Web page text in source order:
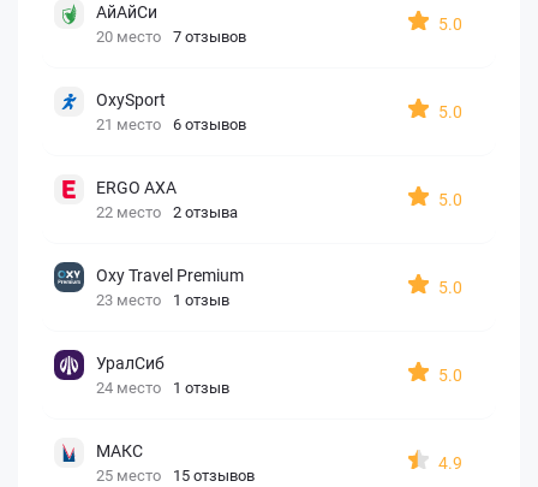
АйАйСи
20 место 7 отзывов
5.0
OxySport
21 место 6 отзывов
5.0
ERGO AXA
22 место 2 отзыва
5.0
Oxy Travel Premium
23 место 1 отзыв
5.0
УралСиб
24 место 1 отзыв
5.0
МАКС
25 место 15 отзывов
4.9